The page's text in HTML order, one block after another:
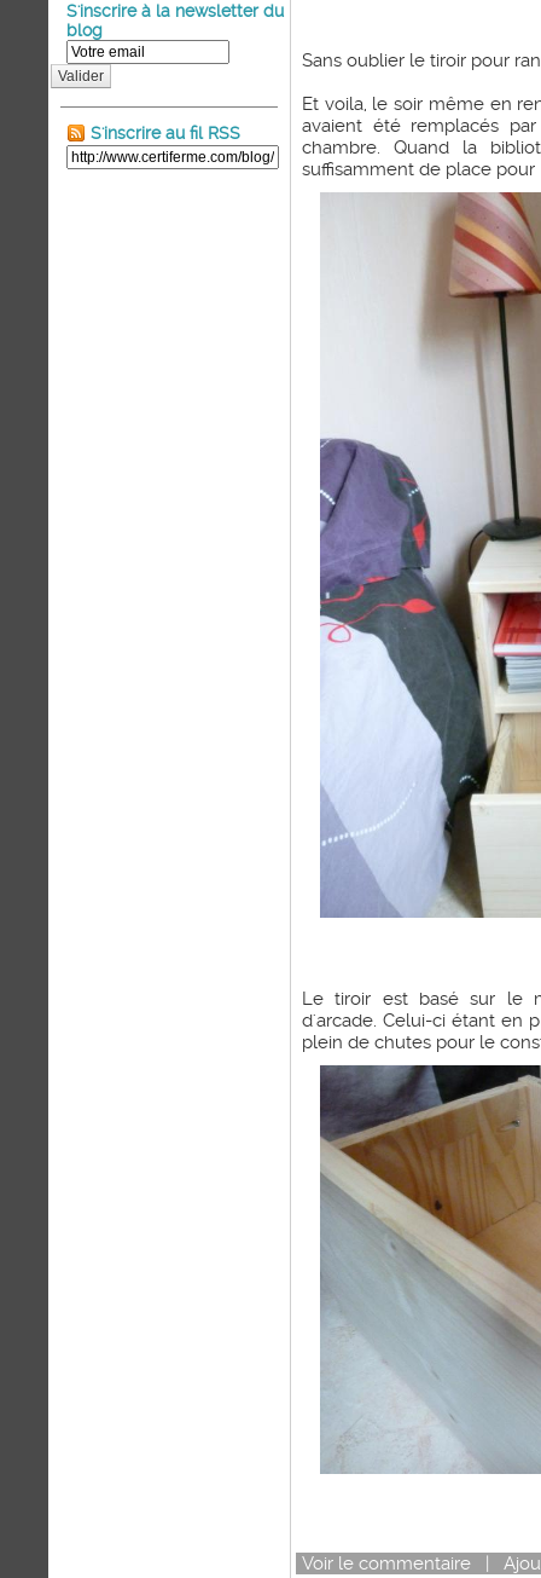
S'inscrire à la newsletter du
blog
Valider
S'inscrire au fil RSS
Sans oublier le tiroir pour
Et voila, le soir même en
avaient été remplacés
chambre. Quand la
suffisamment de place
Le tiroir est basé sur le
d'arcade. Celui-ci étant en
plein de chutes pour le
Voir le commentaire |